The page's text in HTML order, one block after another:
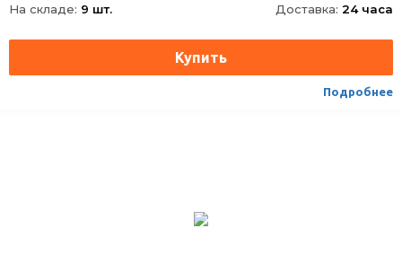
API
CF, SN
На складе: 9 шт. Доставка: 24 часа
Подробнее